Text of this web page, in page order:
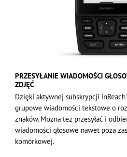
PRZESYŁANIE WIADOMOŚCI
ZDJĘĆ
Dzięki aktywnej subskrypcji
grupowe wiadomości tekstowe o
znaków. Można też przesyłać i
wiadomości głosowe nawet poza
komórkowej.